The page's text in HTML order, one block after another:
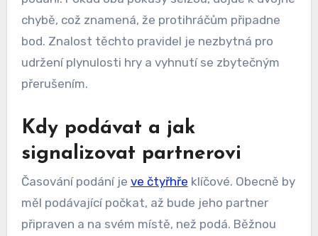
chybě, což znamená, že protihráčům připadne
bod. Znalost těchto pravidel je nezbytná pro
udržení plynulosti hry a vyhnutí se zbytečným
přerušením.
Kdy podávat a jak
signalizovat partnerovi
Časování podání je ve čtyřhře klíčové. Obecně by
měl podávající počkat, až bude jeho partner
připraven a na svém místě, než podá. Běžnou